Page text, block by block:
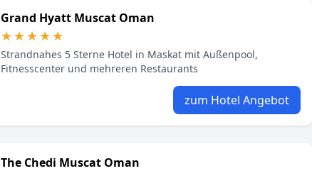
Grand Hyatt Muscat Oman
★★★★★
★★★★★
Strandnahes 5 Sterne Hotel in Maskat mit Außenpool,
Fitnesscenter und mehreren Restaurants
zum Hotel Angebot
The Chedi Muscat Oman